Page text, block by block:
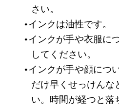
さい。
インクは油性です。
インクが手や衣服に
してください。
インクが手や顔につ
だけ早くせっけんな
い。時間が経つと落